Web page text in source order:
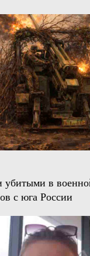
убитыми в
с юга России